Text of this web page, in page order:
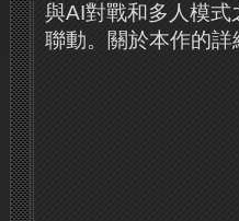
與AI對戰和多人模
聯動。關於本作的